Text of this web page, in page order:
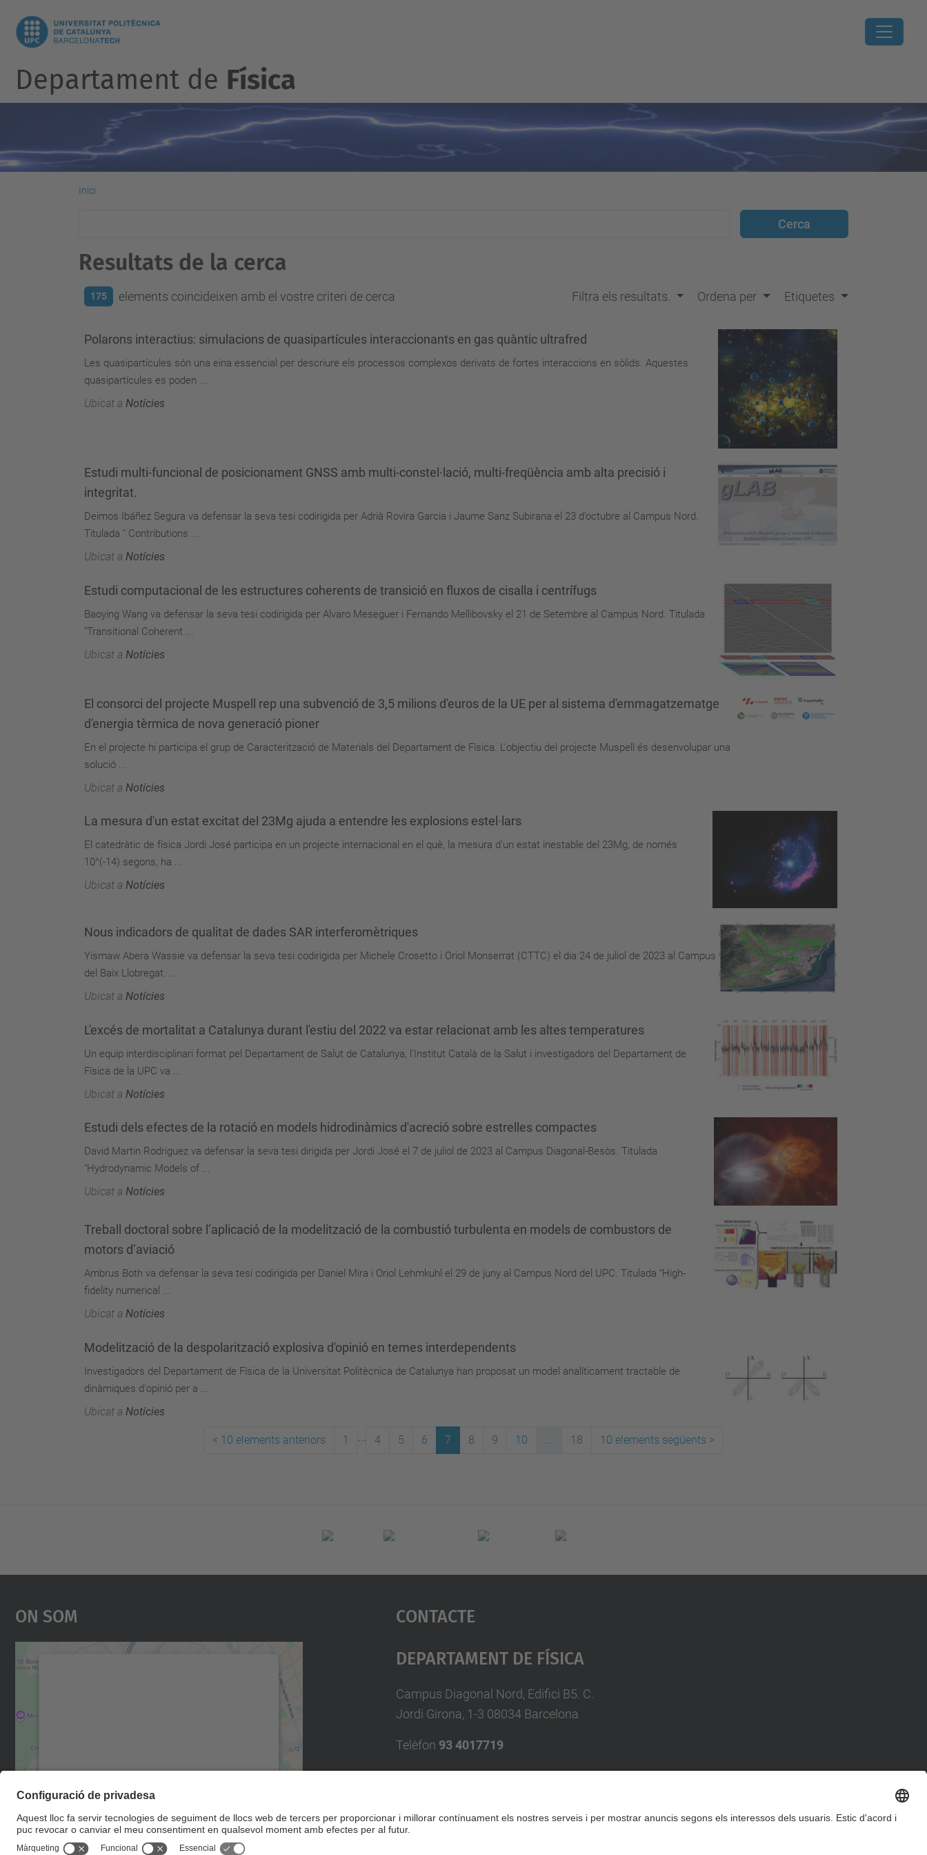
Departament de Física
Inici
Resultats de la cerca
175 elements coincideixen amb el vostre criteri de cerca Filtra els resultats. Ordena per Etiquetes
Polarons interactius: simulacions de quasipartícules interaccionants en gas quàntic ultrafred
Les quasipartícules són una eina essencial per descriure els processos complexos derivats de fortes interaccions en sòlids. Aquestes
quasipartícules es poden ...
Ubicat a Notícies
Estudi multi-funcional de posicionament GNSS amb multi-constel·lació, multi-freqüència amb alta precisió i
integritat.
Deimos Ibáñez Segura va defensar la seva tesi codirigida per Adrià Rovira Garcia i Jaume Sanz Subirana el 23 d’octubre al Campus Nord.
Titulada " Contributions ...
Ubicat a Notícies
Estudi computacional de les estructures coherents de transició en fluxos de cisalla i centrífugs
Baoying Wang va defensar la seva tesi codirigida per Alvaro Meseguer i Fernando Mellibovsky el 21 de Setembre al Campus Nord. Titulada
"Transitional Coherent ...
Ubicat a Notícies
El consorci del projecte Muspell rep una subvenció de 3,5 milions d'euros de la UE per al sistema d'emmagatzematge
d'energia tèrmica de nova generació pioner
En el projecte hi participa el grup de Caracterització de Materials del Departament de Física. L'objectiu del projecte Muspell és desenvolupar una
solució ...
Ubicat a Notícies
La mesura d'un estat excitat del 23Mg ajuda a entendre les explosions estel·lars
El catedràtic de física Jordi José participa en un projecte internacional en el què, la mesura d'un estat inestable del 23Mg, de només
10^(-14) segons, ha ...
Ubicat a Notícies
Nous indicadors de qualitat de dades SAR interferomètriques
Yismaw Abera Wassie va defensar la seva tesi codirigida per Michele Crosetto i Oriol Monserrat (CTTC) el dia 24 de juliol de 2023 al Campus
del Baix Llobregat. ...
Ubicat a Notícies
L'excés de mortalitat a Catalunya durant l'estiu del 2022 va estar relacionat amb les altes temperatures
Un equip interdisciplinari format pel Departament de Salut de Catalunya, l'Institut Català de la Salut i investigadors del Departament de
Física de la UPC va ...
Ubicat a Notícies
Estudi dels efectes de la rotació en models hidrodinàmics d'acreció sobre estrelles compactes
David Martin Rodriguez va defensar la seva tesi dirigida per Jordi José el 7 de juliol de 2023 al Campus Diagonal-Besòs. Titulada
“Hydrodynamic Models of ...
Ubicat a Notícies
Treball doctoral sobre l’aplicació de la modelització de la combustió turbulenta en models de combustors de
motors d’aviació
Ambrus Both va defensar la seva tesi codirigida per Daniel Mira i Oriol Lehmkuhl el 29 de juny al Campus Nord del UPC. Titulada “High-
fidelity numerical ...
Ubicat a Notícies
Modelització de la despolarització explosiva d'opinió en temes interdependents
Investigadors del Departament de Física de la Universitat Politècnica de Catalunya han proposat un model analíticament tractable de
dinàmiques d'opinió per a ...
Ubicat a Notícies
< 10 elements anteriors 1 4 5 6 7 8 9 10 18 10 elements següents >
On Som
Més Informació
Accepta
Contacte
Departament De Física
Campus Diagonal Nord, Edifici B5. C.
Jordi Girona, 1-3 08034 Barcelona
Telèfon 93 4017719